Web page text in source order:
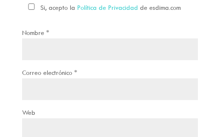
Si, acepto la Política de Privacidad de esdima.com
Nombre *
Correo electrónico *
Web